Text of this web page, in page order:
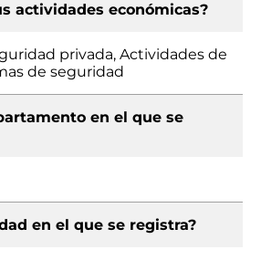
actividades económicas?
privada, Actividades de
de seguridad
en el que se
en el que se registra?